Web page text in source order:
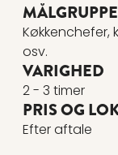
MÅLGRUPPE
Køkkenchefer,
osv.
VARIGHED
2 - 3 timer
PRIS OG
Efter aftale